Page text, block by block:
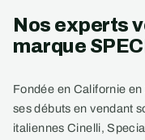
Nos experts
marque
Fondée en Californie
ses débuts en vendant
italiennes Cinelli,